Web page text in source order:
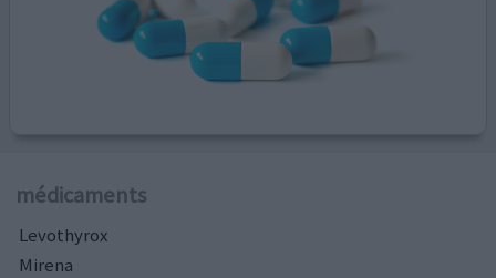
médicaments
Levothyrox
Mirena